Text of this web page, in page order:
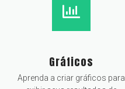
Gráficos
Aprenda a criar gráficos para